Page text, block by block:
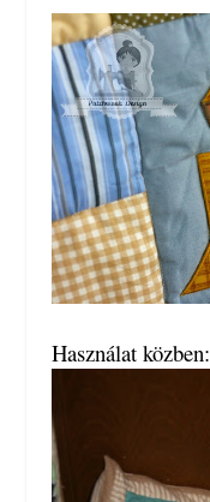
Használat közben: